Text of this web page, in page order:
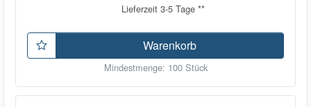
Lieferzeit 3-5 Tage **
Warenkorb
Mindestmenge: 100 Stück